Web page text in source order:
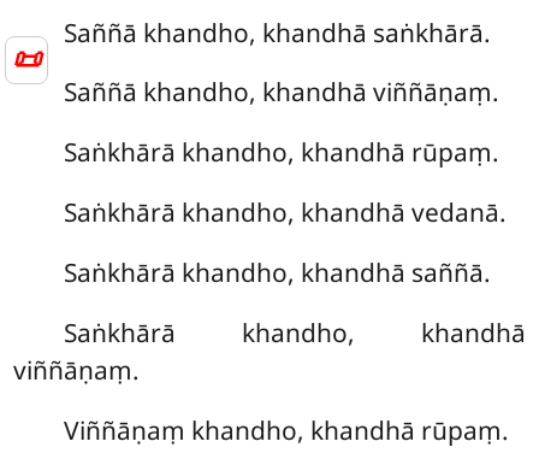
📜
Saññā khandho, khandhā saṅkhārā.
Saññā khandho, khandhā viññāṇaṃ.
Saṅkhārā khandho, khandhā rūpaṃ.
Saṅkhārā khandho, khandhā vedanā.
Saṅkhārā khandho, khandhā saññā.
Saṅkhārā khandho, khandhā
viññāṇaṃ.
Viññāṇaṃ khandho, khandhā rūpaṃ.